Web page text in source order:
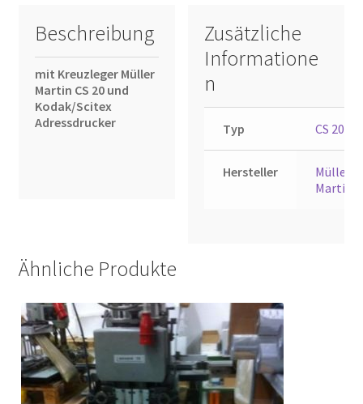
Beschreibung
mit Kreuzleger Müller
Martin CS 20 und
Kodak/Scitex
Adressdrucker
Zusätzliche
Informatione
n
Typ CS 20
Hersteller
Müller
Martini
Ähnliche Produkte